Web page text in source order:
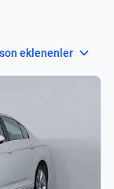
eklenenler